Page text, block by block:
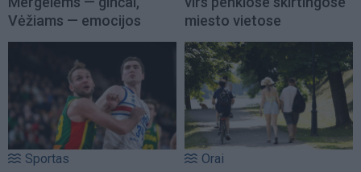
Vėžiams — emocijos
miesto vietose
Sportas Orai